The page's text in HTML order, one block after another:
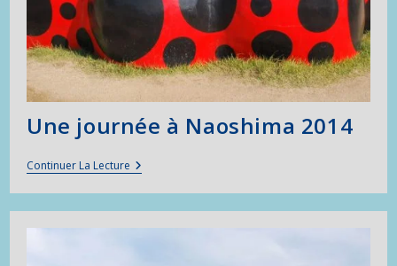
Une journée à Naoshima 2014
Continuer La LectureUne
Journée
À
Naoshima